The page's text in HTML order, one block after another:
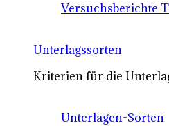
Versuchsberichte
Unterlagssorten
Kriterien für die
Unterlagen-Sorten